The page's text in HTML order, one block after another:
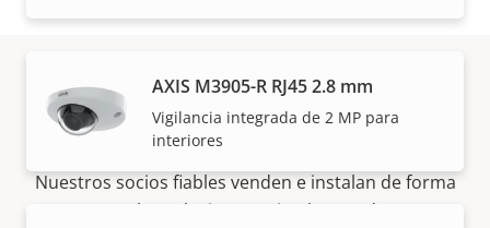
AXIS M3905-R RJ45 2.8 mm
Vigilancia integrada de 2 MP para
interiores
Cómo comprar
Nuestros socios fiables venden e instalan de forma
experta las soluciones Axis y los productos